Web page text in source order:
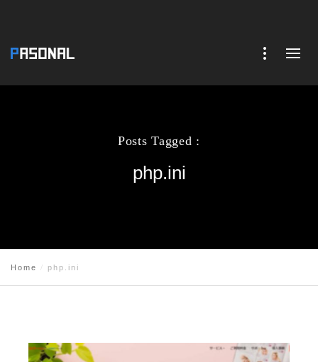
Posts Tagged :
php.ini
Home php.ini